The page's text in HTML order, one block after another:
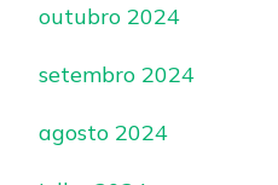
outubro 2024
setembro 2024
agosto 2024